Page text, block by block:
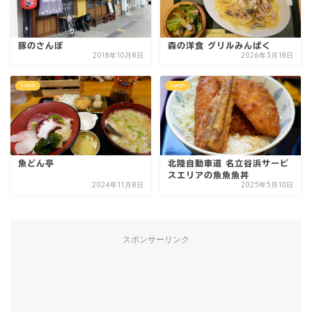
豚のさんぽ
2018年10月8日
森の洋食 グリルみんぱく
2026年3月18日
Lunch
魚どん亭
2024年11月8日
Lunch
北陸自動車道 名立谷浜サービ
スエリアの魚魚魚丼
2025年5月10日
スポンサーリンク